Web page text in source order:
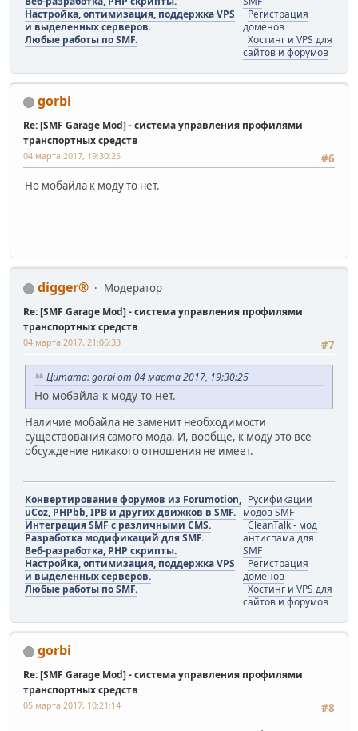
Настройка, оптимизация, поддержка VPS
и выделенных серверов.
Любые работы по SMF.
Регистрация
доменов
Хостинг и VPS для
сайтов и форумов
gorbi
Re: [SMF Garage Mod] - система управления профилями
транспортных средств
#6
04 марта 2017, 19:30:25
Но мобайла к моду то нет.
digger® Модератор
Re: [SMF Garage Mod] - система управления профилями
транспортных средств
#7
04 марта 2017, 21:06:33
Цитата: gorbi от 04 марта 2017, 19:30:25
Но мобайла к моду то нет.
Наличие мобайла не заменит необходимости
существования самого мода. И, вообще, к моду это все
обсуждение никакого отношения не имеет.
Конвертирование форумов из Forumotion,
uCoz, PHPbb, IPB и других движков в SMF.
Интеграция SMF с различными CMS.
Разработка модификаций для SMF.
Веб-разработка, PHP скрипты.
Настройка, оптимизация, поддержка VPS
и выделенных серверов.
Любые работы по SMF.
Русификации
модов SMF
CleanTalk - мод
антиспама для
SMF
Регистрация
доменов
Хостинг и VPS для
сайтов и форумов
gorbi
Re: [SMF Garage Mod] - система управления профилями
транспортных средств
#8
05 марта 2017, 10:21:14